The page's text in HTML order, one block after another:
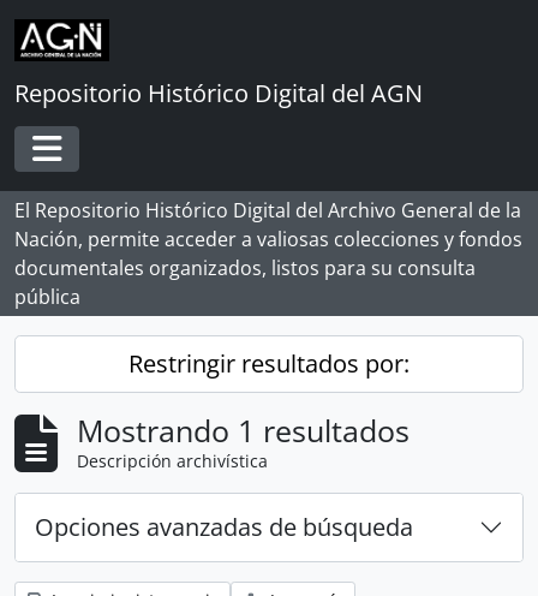
Skip to main content
Repositorio Histórico Digital del AGN
Toggle navigation
El Repositorio Histórico Digital del Archivo General de la
Nación, permite acceder a valiosas colecciones y fondos
documentales organizados, listos para su consulta
pública
Restringir resultados por:
Mostrando 1 resultados
Descripción archivística
Opciones avanzadas de búsqueda